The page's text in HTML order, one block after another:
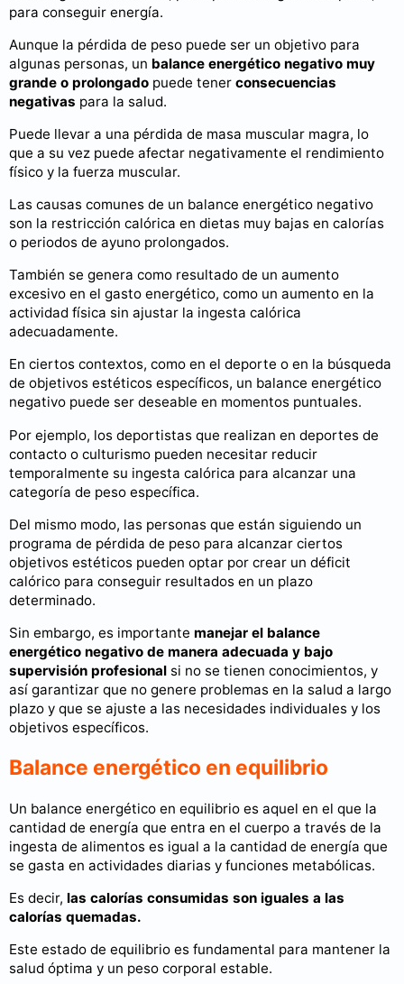
para conseguir energía.
Aunque la pérdida de peso puede ser un objetivo para
algunas personas, un balance energético negativo muy
grande o prolongado puede tener consecuencias
negativas para la salud.
Puede llevar a una pérdida de masa muscular magra, lo
que a su vez puede afectar negativamente el rendimiento
físico y la fuerza muscular.
Las causas comunes de un balance energético negativo
son la restricción calórica en dietas muy bajas en calorías
o periodos de ayuno prolongados.
También se genera como resultado de un aumento
excesivo en el gasto energético, como un aumento en la
actividad física sin ajustar la ingesta calórica
adecuadamente.
En ciertos contextos, como en el deporte o en la búsqueda
de objetivos estéticos específicos, un balance energético
negativo puede ser deseable en momentos puntuales.
Por ejemplo, los deportistas que realizan en deportes de
contacto o culturismo pueden necesitar reducir
temporalmente su ingesta calórica para alcanzar una
categoría de peso específica.
Del mismo modo, las personas que están siguiendo un
programa de pérdida de peso para alcanzar ciertos
objetivos estéticos pueden optar por crear un déficit
calórico para conseguir resultados en un plazo
determinado.
Sin embargo, es importante manejar el balance
energético negativo de manera adecuada y bajo
supervisión profesional si no se tienen conocimientos, y
así garantizar que no genere problemas en la salud a largo
plazo y que se ajuste a las necesidades individuales y los
objetivos específicos.
Balance energético en equilibrio
Un balance energético en equilibrio es aquel en el que la
cantidad de energía que entra en el cuerpo a través de la
ingesta de alimentos es igual a la cantidad de energía que
se gasta en actividades diarias y funciones metabólicas.
Es decir, las calorías consumidas son iguales a las
calorías quemadas.
Este estado de equilibrio es fundamental para mantener la
salud óptima y un peso corporal estable.